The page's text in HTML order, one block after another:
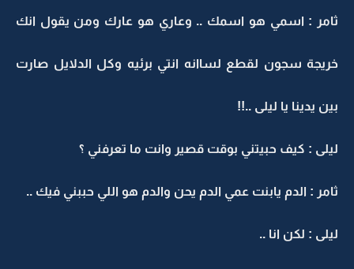
ثامر : اسمي هو اسمك .. وعاري هو عارك ومن يقول انك
خريجة سجون لقطع لساانه انتي برئيه وكل الدلايل صارت
بين يدينا يا ليلى ..!!
ليلى : كيف حبيتني بوقت قصير وانت ما تعرفني ؟
ثامر : الدم يابنت عمي الدم يحن والدم هو اللي حببني فيك ..
ليلى : لكن انا ..